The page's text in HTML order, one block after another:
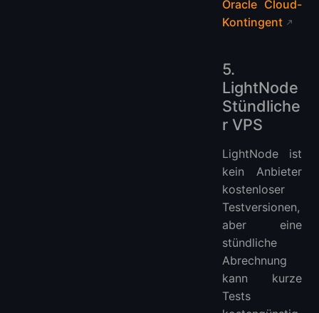
Oracle Cloud-
Kontingent
5.
LightNode
Stündliche
r VPS
LightNode ist
kein Anbieter
kostenloser
Testversionen,
aber eine
stündliche
Abrechnung
kann kurze
Tests